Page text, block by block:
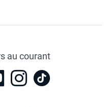
au courant